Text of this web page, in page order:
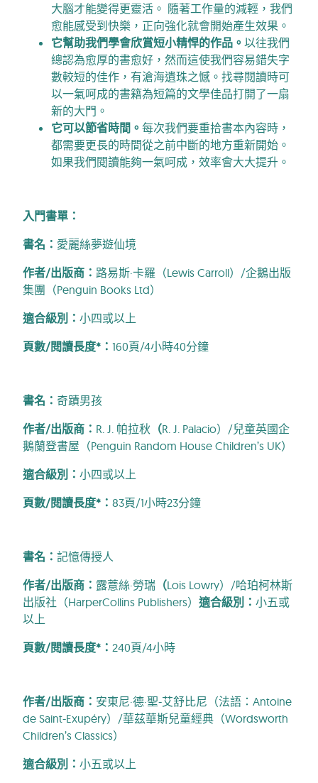
大腦才能變得更靈活。 隨著工作量的減輕，我們
愈能感受到快樂，正向強化就會開始產生效果。
它幫助我們學會欣賞短小精悍的作品。 以往我們
總認為愈厚的書愈好，然而這使我們容易錯失字
數較短的佳作，有滄海遺珠之憾。找尋閱讀時可
以一氣呵成的書籍為短篇的文學佳品打開了一扇
新的大門。
它可以節省時間。 每次我們要重拾書本內容時，
都需要更長的時間從之前中斷的地方重新開始。
如果我們閱讀能夠一氣呵成，效率會大大提升。
入門書單：
書名： 愛麗絲夢遊仙境
作者/出版商： 路易斯·卡羅（Lewis Carroll）/企鵝出版
集團（Penguin Books Ltd）
適合級別： 小四或以上
頁數/閱讀長度*： 160頁/4小時40分鐘
書名： 奇蹟男孩
作者/出版商： R. J. 帕拉秋 （R. J. Palacio）/兒童英國企
鵝蘭登書屋（Penguin Random House Children’s UK）
適合級別： 小四或以上
頁數/閱讀長度*： 83頁/1小時23分鐘
書名： 記憶傳授人
作者/出版商： 露薏絲·勞瑞 （Lois Lowry）/哈珀柯林斯
出版社（HarperCollins Publishers） 適合級別： 小五或
以上
頁數/閱讀長度*： 240頁/4小時
作者/出版商： 安東尼·德·聖-艾舒比尼（法語：Antoine
de Saint-Exupéry）/華茲華斯兒童經典（Wordsworth
Children’s Classics）
適合級別： 小五或以上